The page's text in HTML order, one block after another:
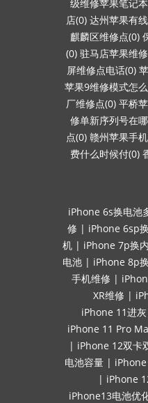
级维修苹果笔记
店(0) 达州苹果有
麒麟区维修点(0)
(0) 驻马店苹果维
屏维修点电话(0)
苹果9维修模式怎
厂维修点(0) 平桥
修单新序列号在
点(0) 赣州苹果手
费什么时候付(0)
iPhone 6s换电池
修 | iPhone 6sp
机 | iPhone 7p换
电池 | iPhone 8p
手机维修 |
XR维修 |
iPhone 11进灰
iPhone 11 Pro
| iPhone 12双卡
电池容量 |
| iPhone
iPhone13电池优